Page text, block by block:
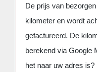
De prijs van
kilometer en wordt
gefactureerd. De
berekend via Google
het naar uw adres is?